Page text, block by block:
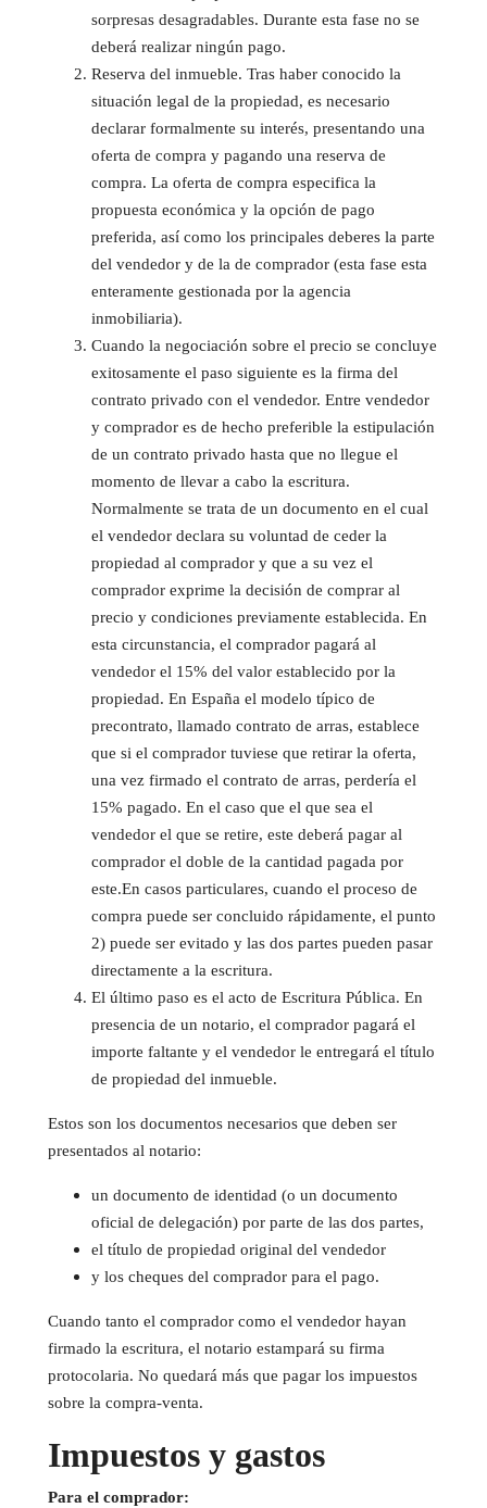
sorpresas desagradables. Durante esta fase no se
deberá realizar ningún pago.
Reserva del inmueble. Tras haber conocido la
situación legal de la propiedad, es necesario
declarar formalmente su interés, presentando una
oferta de compra y pagando una reserva de
compra. La oferta de compra especifica la
propuesta económica y la opción de pago
preferida, así como los principales deberes la parte
del vendedor y de la de comprador (esta fase esta
enteramente gestionada por la agencia
inmobiliaria).
Cuando la negociación sobre el precio se concluye
exitosamente el paso siguiente es la firma del
contrato privado con el vendedor. Entre vendedor
y comprador es de hecho preferible la estipulación
de un contrato privado hasta que no llegue el
momento de llevar a cabo la escritura.
Normalmente se trata de un documento en el cual
el vendedor declara su voluntad de ceder la
propiedad al comprador y que a su vez el
comprador exprime la decisión de comprar al
precio y condiciones previamente establecida. En
esta circunstancia, el comprador pagará al
vendedor el 15% del valor establecido por la
propiedad. En España el modelo típico de
precontrato, llamado contrato de arras, establece
que si el comprador tuviese que retirar la oferta,
una vez firmado el contrato de arras, perdería el
15% pagado. En el caso que el que sea el
vendedor el que se retire, este deberá pagar al
comprador el doble de la cantidad pagada por
este.En casos particulares, cuando el proceso de
compra puede ser concluido rápidamente, el punto
2) puede ser evitado y las dos partes pueden pasar
directamente a la escritura.
El último paso es el acto de Escritura Pública. En
presencia de un notario, el comprador pagará el
importe faltante y el vendedor le entregará el título
de propiedad del inmueble.
Estos son los documentos necesarios que deben ser
presentados al notario:
un documento de identidad (o un documento
oficial de delegación) por parte de las dos partes,
el título de propiedad original del vendedor
y los cheques del comprador para el pago.
Cuando tanto el comprador como el vendedor hayan
firmado la escritura, el notario estampará su firma
protocolaria. No quedará más que pagar los impuestos
sobre la compra-venta.
Impuestos y gastos
Para el comprador: